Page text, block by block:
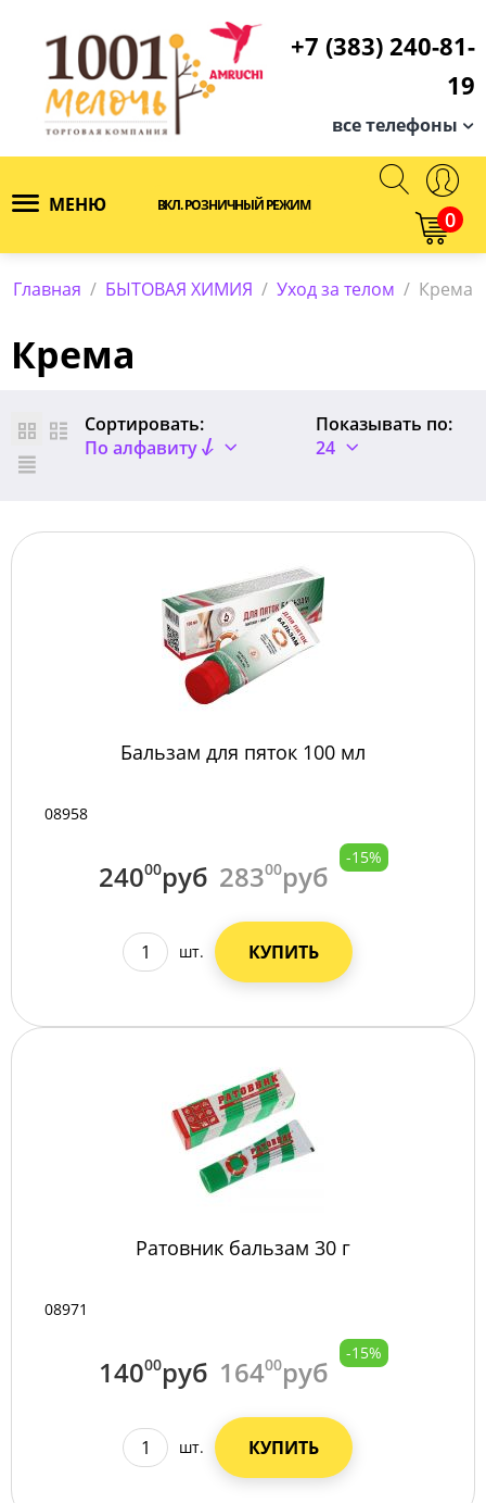
+7 (383) 240-81-
19
все телефоны
МЕНЮ ВКЛ. РОЗНИЧНЫЙ РЕЖИМ
0
Главная / БЫТОВАЯ ХИМИЯ / Уход за телом / Крема
Крема
Сортировать:
По алфавиту
Показывать по:
24
Бальзам для пяток 100 мл
08958
24000руб 28300руб
-15%
шт. КУПИТЬ
Ратовник бальзам 30 г
08971
14000руб 16400руб
-15%
шт. КУПИТЬ